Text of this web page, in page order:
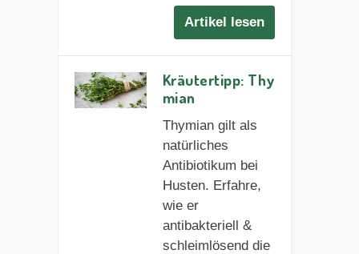
Artikel lesen
Kräutertipp: Thy
mian
Thymian gilt als
natürliches
Antibiotikum bei
Husten. Erfahre,
wie er
antibakteriell &
schleimlösend die